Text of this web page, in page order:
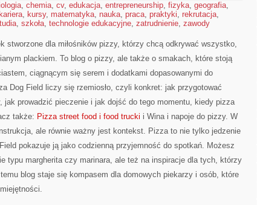
, chemia, cv, edukacja, entrepreneurship, fizyka, geografia,
kariera, kursy, matematyka, nauka, praca, praktyki, rekrutacja,
, szkoła, technologie edukacyjne, zatrudnienie, zawody
stworzone dla miłośników pizzy, którzy chcą odkrywać wszystko,
plackiem. To blog o pizzy, ale także o smakach, które stoją
ciągnącym się serem i dodatkami dopasowanymi do
Dog Field liczy się rzemiosło, czyli konkret: jak przygotować
jak prowadzić pieczenie i jak dojść do tego momentu, kiedy pizza
także: Pizza street food i food trucki i Wina i napoje do pizzy. W
ale równie ważny jest kontekst. Pizza to nie tylko jedzenie
pokazuje ją jako codzienną przyjemność do spotkań. Możesz
typu margherita czy marinara, ale też na inspiracje dla tych, którzy
blog staje się kompasem dla domowych piekarzy i osób, które